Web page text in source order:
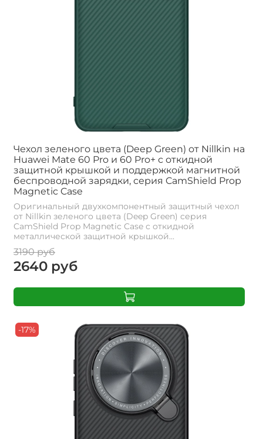
Чехол зеленого цвета (Deep Green) от Nillkin на
Huawei Mate 60 Pro и 60 Pro+ с откидной
защитной крышкой и поддержкой магнитной
беспроводной зарядки, серия CamShield Prop
Magnetic Case
Оригинальный двухкомпонентный защитный чехол
от Nillkin зеленого цвета (Deep Green) серия
CamShield Prop Magnetic Case с откидной
металлической защитной крышкой...
3190 руб
2640 руб
-17%